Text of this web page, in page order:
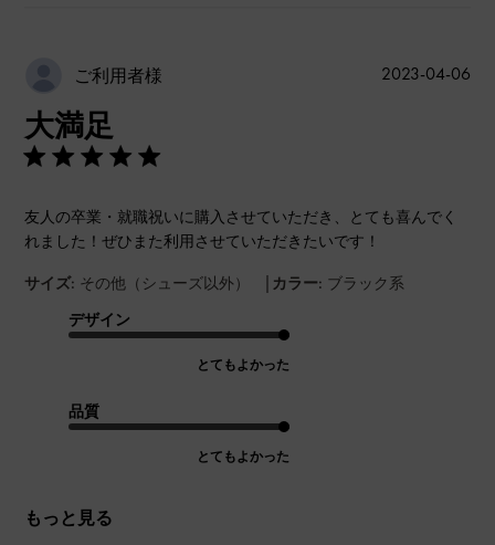
ご利用者様
大満足
友人の卒業・就職祝いに購入させていただき、とても喜んでく
れました！ぜひまた利用させていただきたいです！
サイズ: その他（シューズ以外） | カラー: ブラック系
デザイン
とてもよかった
品質
とてもよかった
もっと見る
公
2023-04-06